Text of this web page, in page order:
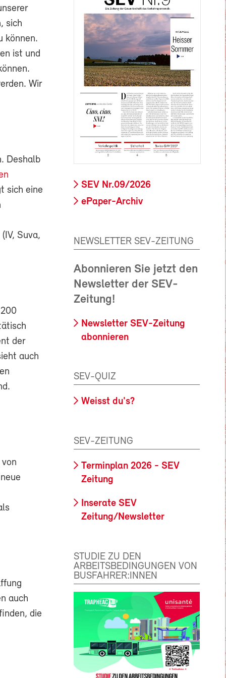
sich
können.
ist und
Wir
Deshalb
sich eine
Suva,
der
auch
auch
die
SEV Nr.09/2026
ePaper-Archiv
NEWSLETTER SEV-ZEITUNG
Abonnieren Sie jetzt den
Newsletter der SEV-
Zeitung!
Newsletter SEV-Zeitung
abonnieren
SEV-QUIZ
Weisst du's?
SEV-ZEITUNG
Terminplan 2026 - SEV
Zeitung
Inserate SEV
Zeitung/Newsletter
STUDIE ZU DEN
ARBEITSBEDINGUNGEN VON
BUSFAHRER:INNEN